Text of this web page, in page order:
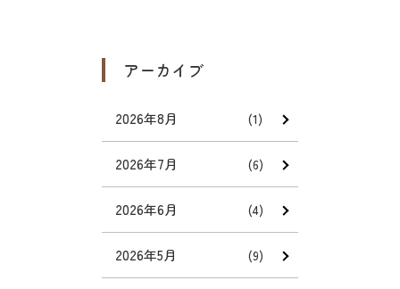
アーカイブ
2026年8月 (1)
2026年7月 (6)
2026年6月 (4)
2026年5月 (9)